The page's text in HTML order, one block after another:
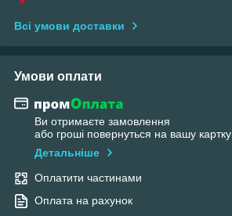
Всі умови доставки
Умови оплати
Ви отримаєте замовлення
або гроші повернуться на вашу картку
Детальніше
Оплатити частинами
Оплата на рахунок